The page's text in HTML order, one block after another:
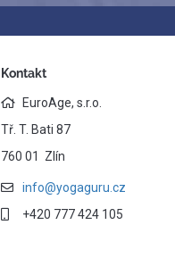
Kontakt
EuroAge, s.r.o.
Tř. T. Bati 87
760 01 Zlín
info@yogaguru.cz
+420 777 424 105